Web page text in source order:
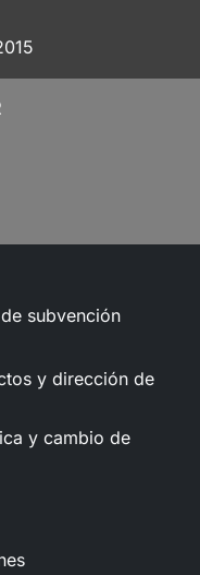
subvención
y dirección de
y cambio de